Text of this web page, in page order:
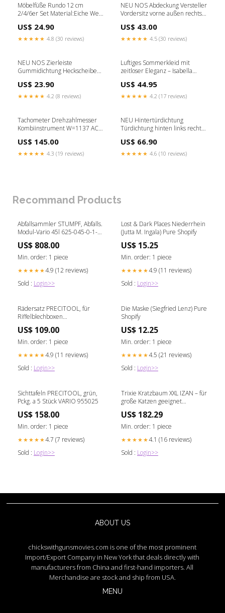
Möbelfüße Rundo 12 cm
2/4/6er Set Material:Eiche Weiß
US$ 24.90
★★★★★ 4.8 (30 reviews)
NEU NOS Abdeckung Versteller
Vordersitz vorne außen rechts
US$ 43.00
★★★★★ 4.5 (30 reviews)
NEU NOS Zierleiste
Gummidichtung Heckscheibe
Corsa B 2504-9
US$ 23.90
★★★★★ 4.2 (8 reviews)
Luftiges Sommerkleid mit
zeitloser Eleganz – Isabella
US$ 44.95
★★★★★ 4.2 (17 reviews)
Tachometer Drehzahlmesser
Kombiinstrument W=1137 AC
2400-26
US$ 145.00
★★★★★ 4.3 (19 reviews)
NEU Hintertürdichtung
Türdichtung hinten links rechts
#2906217
US$ 66.90
★★★★★ 4.6 (10 reviews)
Recommand Products
Abfallsammler STUMPF, Abfalls.
Modul-Vario 45l 625-045-0-1-
US$ 808.00
Min. order: 1 piece
★★★★★4.9 (12 reviews)
Sold : Login>>
Lost & Dark Places Niederrhein
(Jutta M. Ingala) Pure Shopify
US$ 15.25
Min. order: 1 piece
★★★★★4.9 (11 reviews)
Sold : Login>>
Rädersatz PRECITOOL, für
Riffelblechboxen
US$ 109.00
Min. order: 1 piece
★★★★★4.9 (11 reviews)
Sold : Login>>
Die Maske (Siegfried Lenz) Pure
Shopify
US$ 12.25
Min. order: 1 piece
★★★★★4.5 (21 reviews)
Sold : Login>>
Sichttafeln PRECITOOL, grün,
Pckg. a 5 Stück VARIO 955025
US$ 158.00
Min. order: 1 piece
★★★★★4.7 (7 reviews)
Sold : Login>>
Trixie Kratzbaum XXL IZAN – für
große Katzen geeignet
US$ 182.29
Min. order: 1 piece
★★★★★4.1 (16 reviews)
Sold : Login>>
ABOUT US
chickswithgunsmovies.com is one of the most prominent
Import/Export Company in New York that deals directly with
manufacturers from China and first-hand importers. All
Merchandise are stock and ship from USA.
MENU